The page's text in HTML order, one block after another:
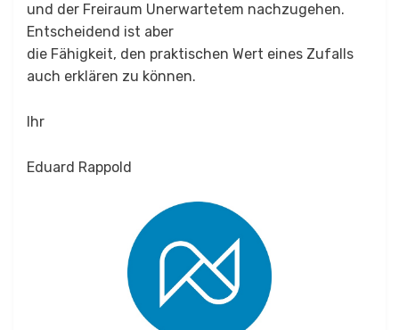
und der Freiraum Unerwartetem nachzugehen.
Entscheidend ist aber
die Fähigkeit, den praktischen Wert eines Zufalls
auch erklären zu können.
Ihr
Eduard Rappold